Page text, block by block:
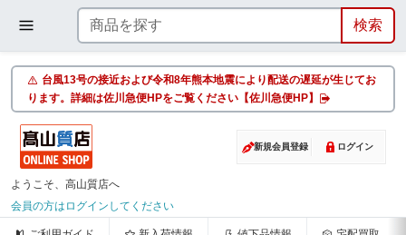
台風13号の接近および令和8年熊本地震により配送の遅延が生じてお
ります。詳細は佐川急便HPをご覧ください【佐川急便HP】
新規会員登録 ログイン
ようこそ、高山質店へ
会員の方はログインしてください